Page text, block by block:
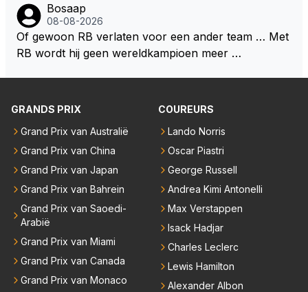
zijn als Alonso samen met Max ergens in een vieren
twings uur race samen in een team zouden zitten. D
eze 2 coureurs zouden een fantastisch affiche zijn v
Bosaap
08-08-2026
Of gewoon RB verlaten voor een ander team … Met
RB wordt hij geen wereldkampioen meer …
GRANDS PRIX
Grand Prix van Australië
Grand Prix van China
Grand Prix van Japan
Grand Prix van Bahrein
Grand Prix van Saoedi-
Arabië
Grand Prix van Miami
Grand Prix van Canada
Grand Prix van Monaco
COUREURS
Lando Norris
Oscar Piastri
George Russell
Andrea Kimi Antonelli
Max Verstappen
Isack Hadjar
Charles Leclerc
Lewis Hamilton
Alexander Albon